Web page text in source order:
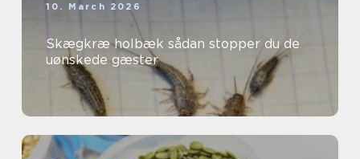
10. March 2026
Skægkræ holbæk sådan stopper du de
uønskede gæster